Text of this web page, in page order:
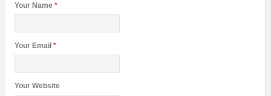
Your Name *
Your Email *
Your Website